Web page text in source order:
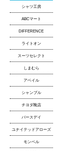
シャツ工房
ABCマート
DIFFERENCE
ライトオン
スーツセレクト
しまむら
アベイル
シャンブル
チヨダ靴店
バースデイ
ユナイテッドアローズ
モンベル